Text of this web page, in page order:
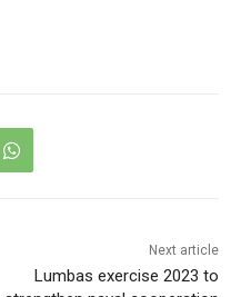
Next article
Lumbas exercise 2023 to